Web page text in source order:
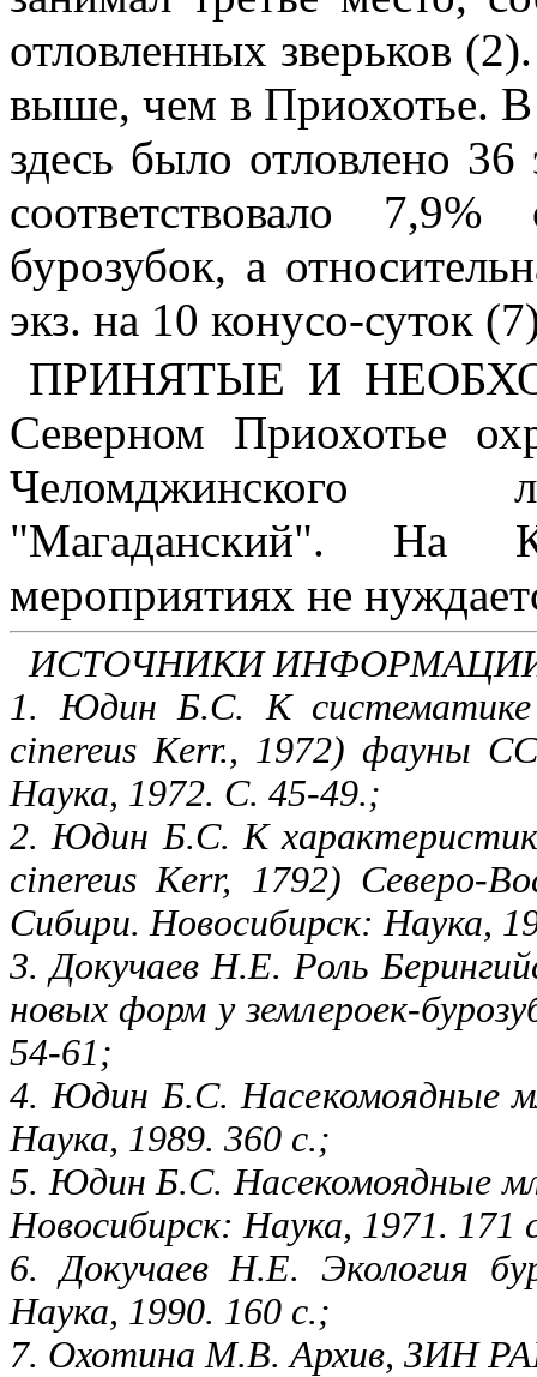
отловленных зверьков
выше, чем в Приохотье.
здесь было отловлено 36
соответствовало
бурозубок, а
экз. на 10 конусо-суток
ПРИНЯТЫЕ И
Северном Приохотье
Челомджинского
"Магаданский". На
мероприятиях не
ИСТОЧНИКИ
1. Юдин Б.С. К систематике
cinereus Kerr., 1972) фауны
Наука, 1972. С. 45-49.;
2. Юдин Б.С. К
cinereus Kerr, 1792) Северо-
Сибири. Новосибирск: Наука,
3. Докучаев Н.Е. Роль
новых форм у землероек-
54-61;
4. Юдин Б.С. Насекомоядные
Наука, 1989. 360 с.;
5. Юдин Б.С. Насекомоядные
Новосибирск: Наука, 1971. 171
6. Докучаев Н.Е. Экология
Наука, 1990. 160 с.;
7. Охотина М.В. Архив, ЗИН